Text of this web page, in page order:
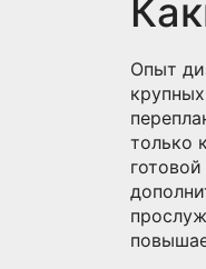
Опыт
только